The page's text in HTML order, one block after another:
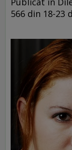
566 din 18-23